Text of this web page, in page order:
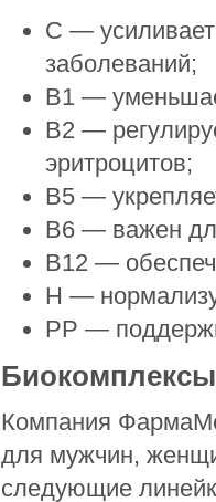
C — усиливает
заболеваний;
B1 —
B2 —
эритроцитов;
B5 —
B6 — важен
B12 —
H —
PP —
Компания
для мужчин,
следующие